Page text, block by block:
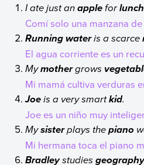
I ate just anappleforlunch
Comí solo una manzana
Running wateris a scarce
El agua corriente es un
Mymothergrows
Mi mamá cultiva verduras
Joeis a very smartkid.
Joe es un niño muy
Mysisterplays thepiano
Mi hermana toca el piano
Bradleystudies